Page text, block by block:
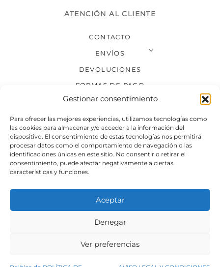
Gestionar consentimiento
Para ofrecer las mejores experiencias, utilizamos tecnologías como
las cookies para almacenar y/o acceder a la información del
dispositivo. El consentimiento de estas tecnologías nos permitirá
procesar datos como el comportamiento de navegación o las
identificaciones únicas en este sitio. No consentir o retirar el
consentimiento, puede afectar negativamente a ciertas
características y funciones.
Aceptar
Denegar
Ver preferencias
ATENCIÓN AL CLIENTE
CONTACTO
ENVÍOS
DEVOLUCIONES
FORMAS DE PAGO
SÍGUENOS
Condiciones generales de venta